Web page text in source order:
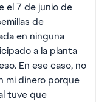
el 7 de junio de
de
en ninguna
a la planta
En ese caso, no
mi dinero porque
tuve que